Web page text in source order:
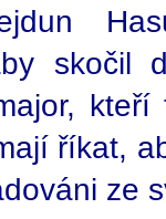
skočil
říkat,
ze